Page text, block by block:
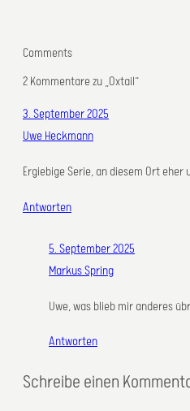
Comments
2 Kommentare zu „Oxtail“
3. September 2025
Uwe Heckmann
Ergiebige Serie, an diesem Ort
Antworten
5. September 2025
Markus Spring
Uwe, was blieb mir anderes
Antworten
Schreibe einen